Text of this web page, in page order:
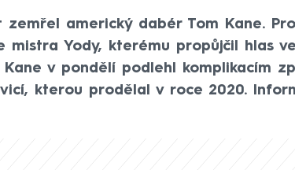
zemřel americký dabér Tom Kane.
mistra Yody, kterému propůjčil hlas
Kane v pondělí podlehl komplikacím
kterou prodělal v roce 2020.